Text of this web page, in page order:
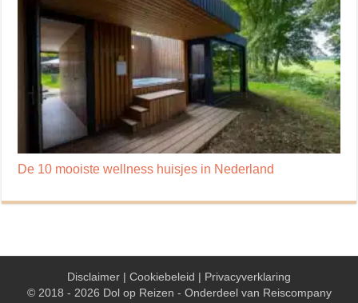
De 10 mooiste wellness huisjes in Nederland
Disclaimer | Cookiebeleid | Privacyverklaring
© 2018 - 2026 Dol op Reizen - Onderdeel van Reiscompany